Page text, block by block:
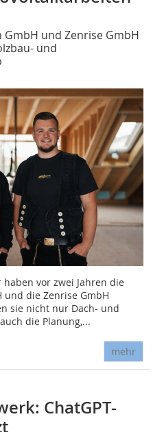
GmbH und Zenrise GmbH
und
vor zwei Jahren die
und die Zenrise GmbH
sie nicht nur Dach- und
die Planung,...
mehr
ChatGPT-